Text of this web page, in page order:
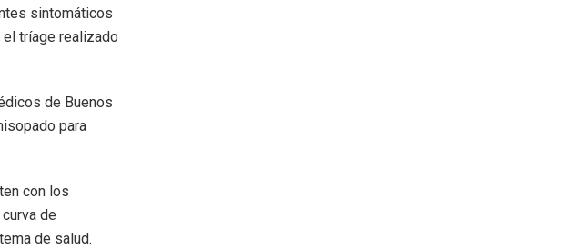
sintomáticos
tríage realizado
de Buenos
para
con los
de
de salud.